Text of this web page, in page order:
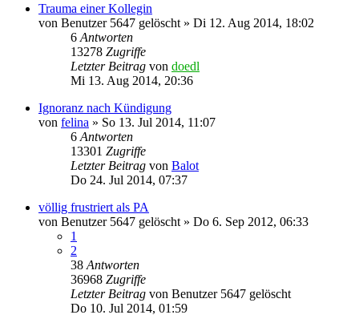
Trauma einer Kollegin
von Benutzer 5647 gelöscht » Di 12. Aug 2014, 18:02
6 Antworten
13278 Zugriffe
Letzter Beitrag von doedl
Mi 13. Aug 2014, 20:36
Ignoranz nach Kündigung
von felina » So 13. Jul 2014, 11:07
6 Antworten
13301 Zugriffe
Letzter Beitrag von Balot
Do 24. Jul 2014, 07:37
völlig frustriert als PA
von Benutzer 5647 gelöscht » Do 6. Sep 2012, 06:33
1
2
38 Antworten
36968 Zugriffe
Letzter Beitrag von Benutzer 5647 gelöscht
Do 10. Jul 2014, 01:59